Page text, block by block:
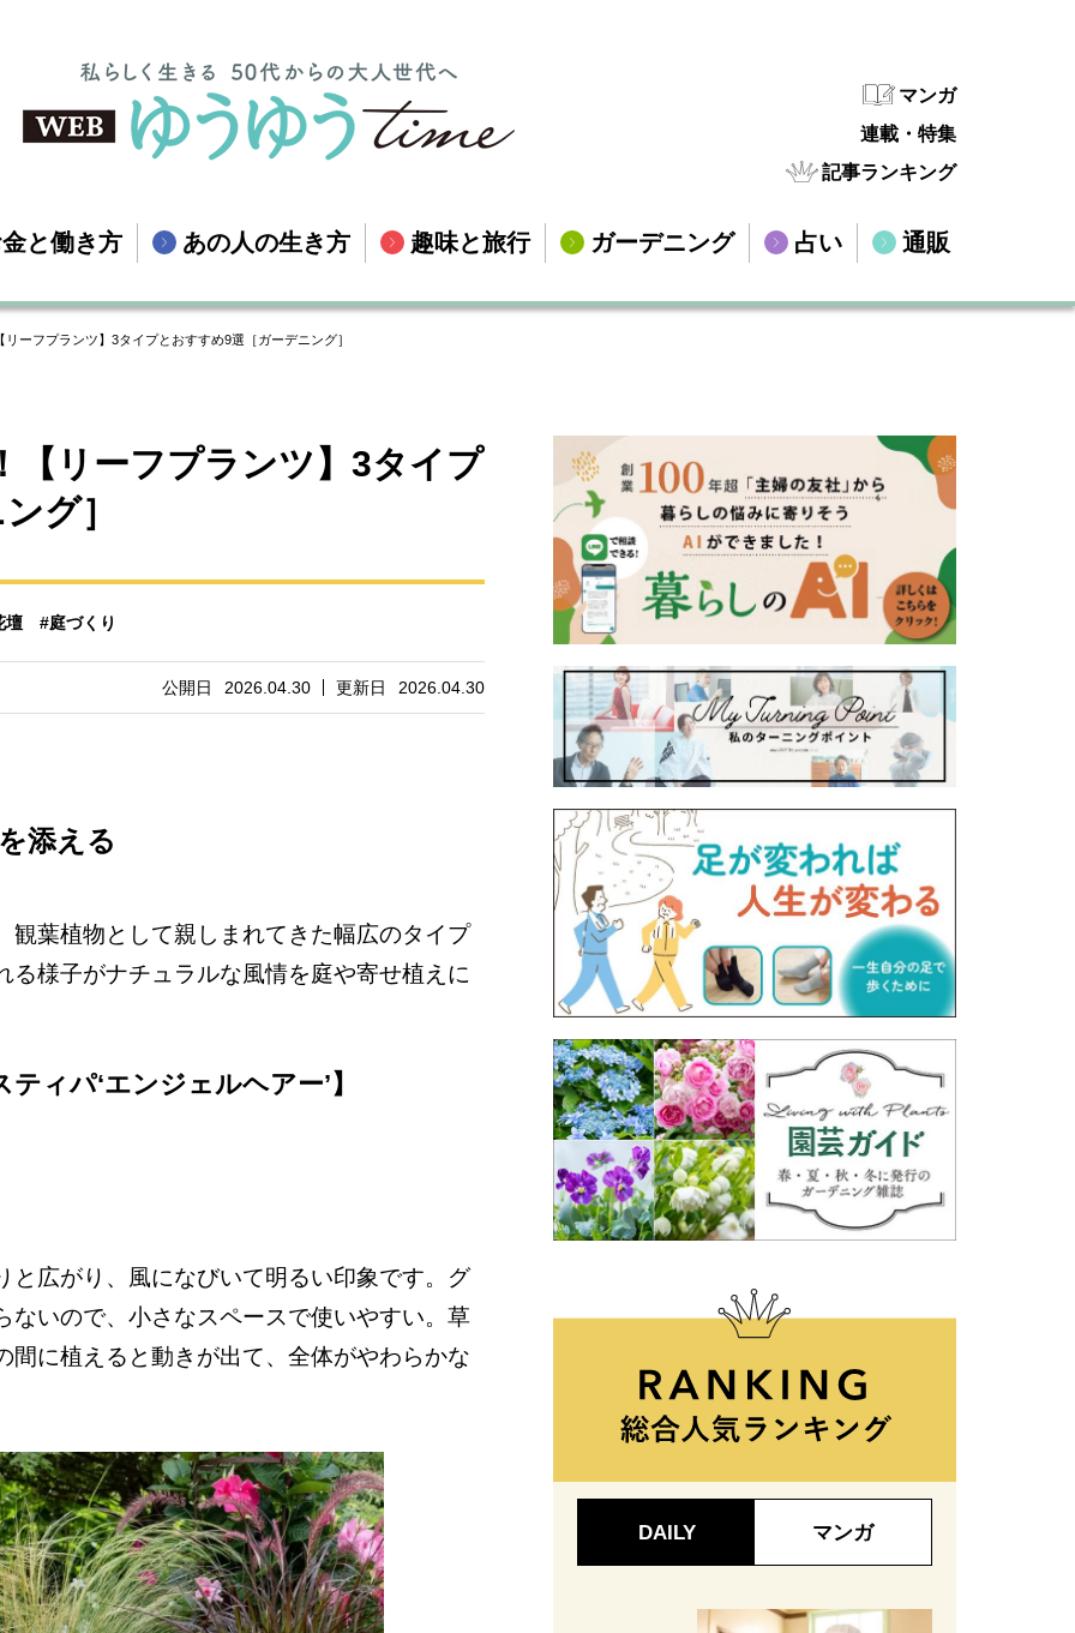
マンガ
連載・特集
記事ランキング
と働き方 あの人の生き方 趣味と旅行 ガーデニング 占い 通販
ーフプランツ】3タイプとおすすめ9選［ガーデニング］
【リーフプランツ】3タイプ
グ］
壇 #庭づくり
公開日 2026.04.30 更新日 2026.04.30
添える
葉植物として親しまれてきた幅広のタイプ
様子がナチュラルな風情を庭や寄せ植えに
ィパ‘エンジェルヘアー’】
広がり、風になびいて明るい印象です。グ
いので、小さなスペースで使いやすい。草
に植えると動きが出て、全体がやわらかな
DAILY マンガ